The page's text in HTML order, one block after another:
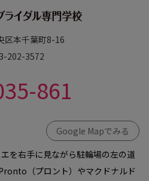
区本千葉町8-16
202-3572
861
Google Mapでみる
を右手に見ながら駐輪場の左の道
（プロント）やマクドナルド